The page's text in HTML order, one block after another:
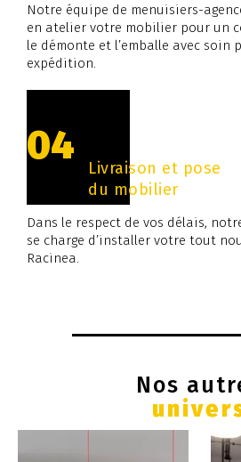
Notre équipe de menuisiers-
en atelier votre mobilier pour un
le démonte et l’emballe avec soin
expédition.
04
Livraison et pose
du mobilier
Dans le respect de vos délais,
se charge d’installer votre tout
Racinea.
Nos